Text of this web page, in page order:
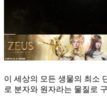
이 세상의 모든 생물의 최소
로 분자와 원자라는 물질로